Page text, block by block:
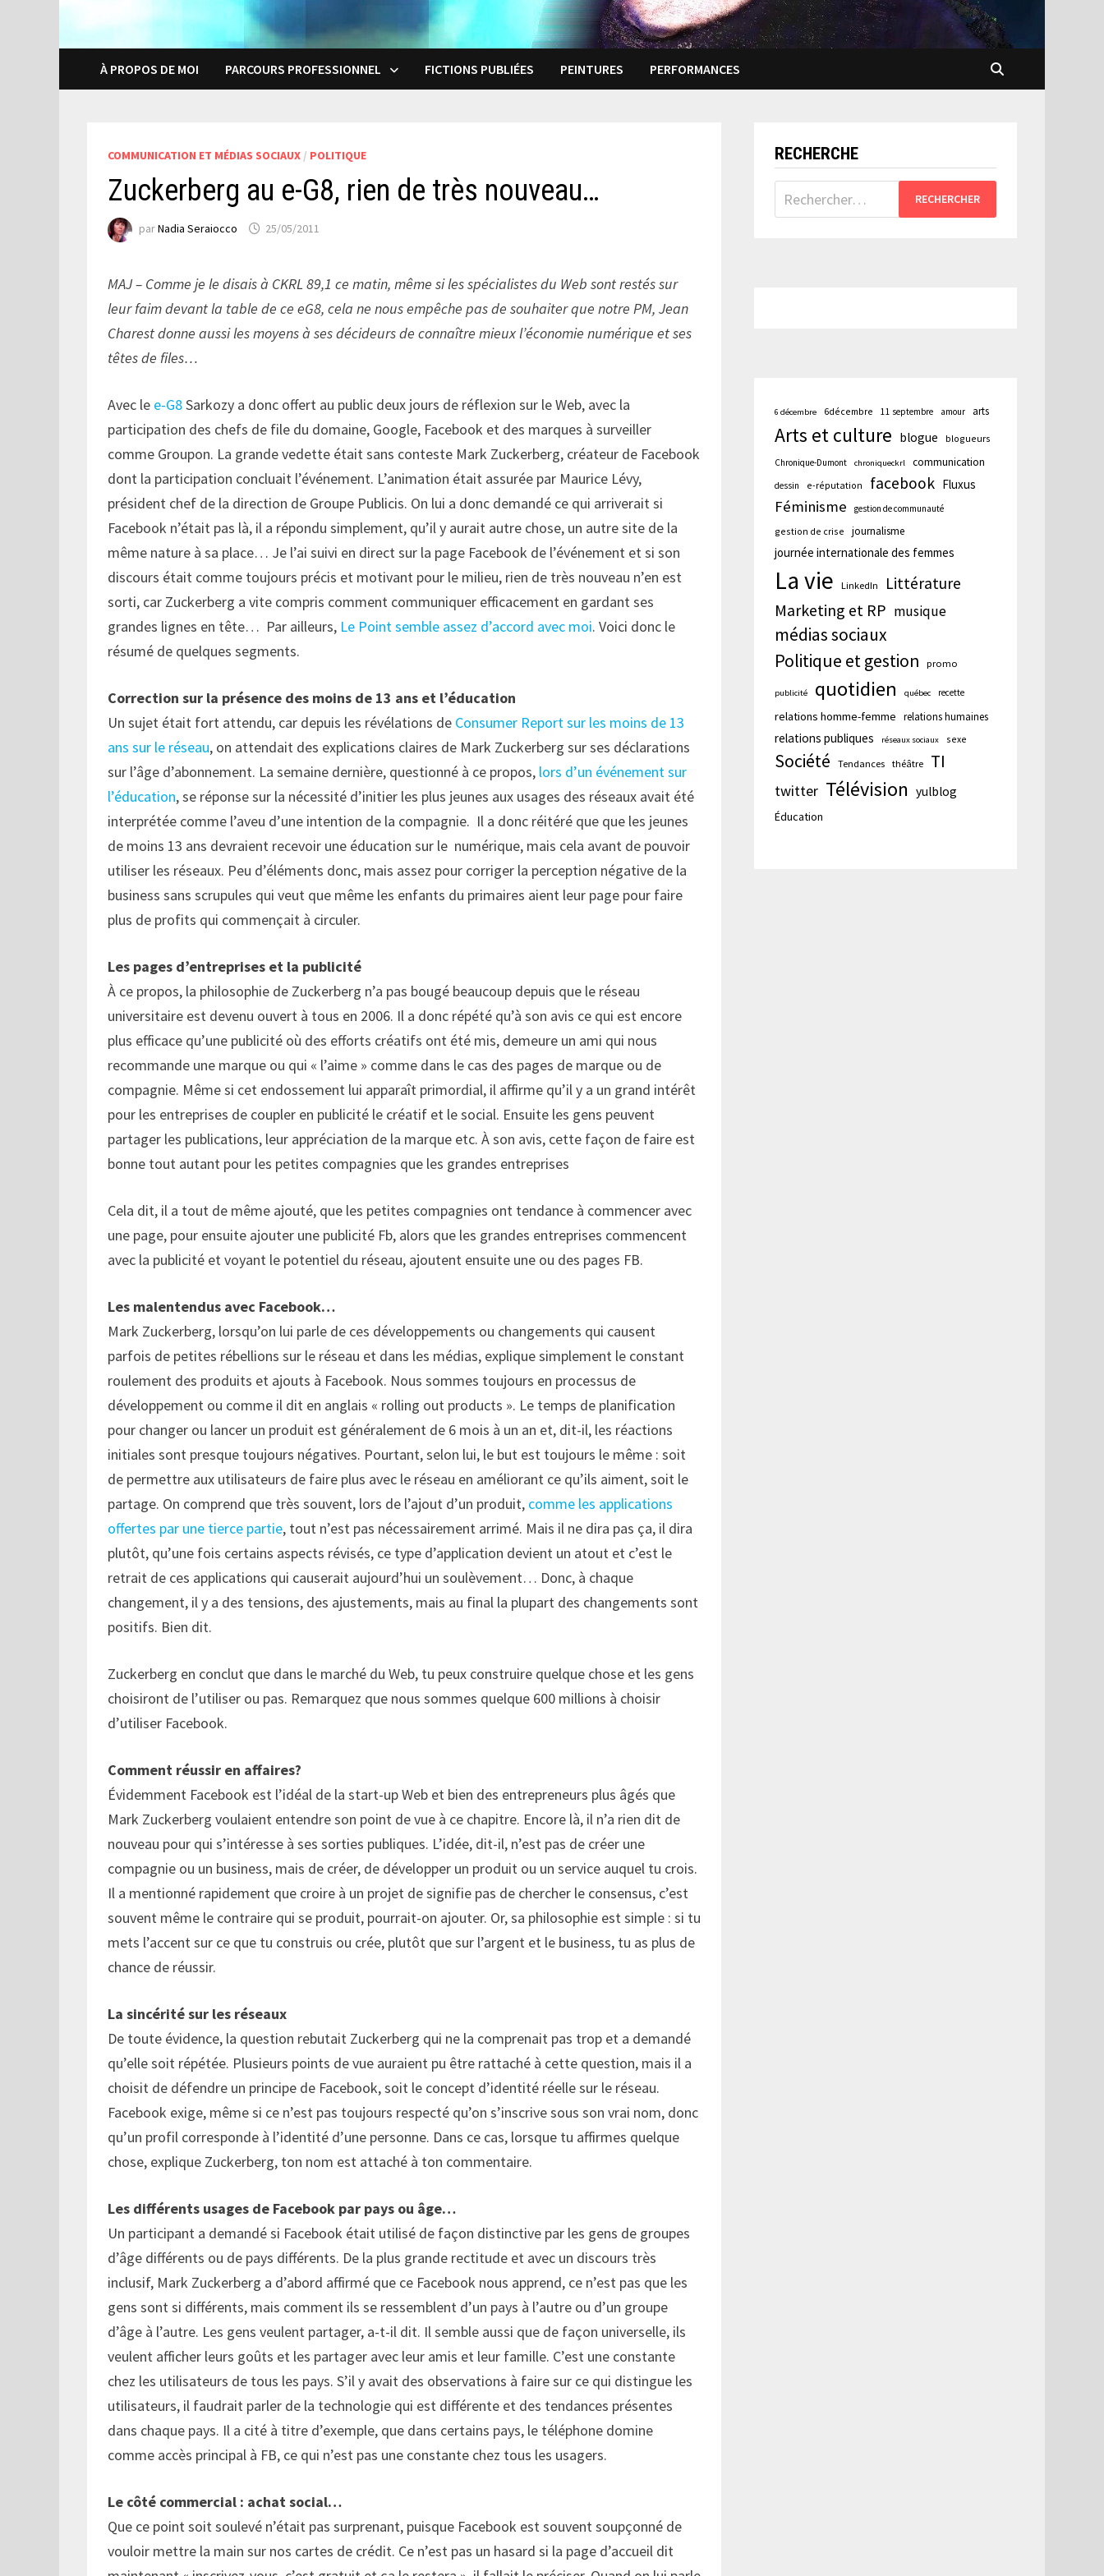
À PROPOS DE MOI PARCOURS PROFESSIONNEL FICTIONS PUBLIÉES PEINTURES PERFORMANCES
COMMUNICATION ET MÉDIAS SOCIAUX / POLITIQUE
Zuckerberg au e-G8, rien de très nouveau…
parNadia Seraiocco 25/05/2011
MAJ – Comme je le disais à CKRL 89,1 ce matin, même si les spécialistes du Web sont restés sur
leur faim devant la table de ce eG8, cela ne nous empêche pas de souhaiter que notre PM, Jean
Charest donne aussi les moyens à ses décideurs de connaître mieux l’économie numérique et ses
têtes de files…
Avec le e-G8Sarkozy a donc offert au public deux jours de réflexion sur le Web, avec la
participation des chefs de file du domaine, Google, Facebook et des marques à surveiller
comme Groupon. La grande vedette était sans conteste Mark Zuckerberg, créateur de Facebook
dont la participation concluait l’événement. L’animation était assurée par Maurice Lévy,
président chef de la direction de Groupe Publicis. On lui a donc demandé ce qui arriverait si
Facebook n’était pas là, il a répondu simplement, qu’il y aurait autre chose, un autre site de la
même nature à sa place… Je l’ai suivi en direct sur la page Facebook de l’événement et si son
discours était comme toujours précis et motivant pour le milieu, rien de très nouveau n’en est
sorti, car Zuckerberg a vite compris comment communiquer efficacement en gardant ses
grandes lignes en tête… Par ailleurs, Le Point semble assez d’accord avec moi. Voici donc le
résumé de quelques segments.
Correction sur la présence des moins de 13 ans et l’éducation
Un sujet était fort attendu, car depuis les révélations de Consumer Report sur les moins de 13
ans sur le réseau, on attendait des explications claires de Mark Zuckerberg sur ses déclarations
sur l’âge d’abonnement. La semaine dernière, questionné à ce propos, lors d’un événement sur
l’éducation, se réponse sur la nécessité d’initier les plus jeunes aux usages des réseaux avait été
interprétée comme l’aveu d’une intention de la compagnie. Il a donc réitéré que que les jeunes
de moins 13 ans devraient recevoir une éducation sur le numérique, mais cela avant de pouvoir
utiliser les réseaux. Peu d’éléments donc, mais assez pour corriger la perception négative de la
business sans scrupules qui veut que même les enfants du primaires aient leur page pour faire
plus de profits qui commençait à circuler.
Les pages d’entreprises et la publicité
À ce propos, la philosophie de Zuckerberg n’a pas bougé beaucoup depuis que le réseau
universitaire est devenu ouvert à tous en 2006. Il a donc répété qu’à son avis ce qui est encore
plus efficace qu’une publicité où des efforts créatifs ont été mis, demeure un ami qui nous
recommande une marque ou qui « l’aime » comme dans le cas des pages de marque ou de
compagnie. Même si cet endossement lui apparaît primordial, il affirme qu’il y a un grand intérêt
pour les entreprises de coupler en publicité le créatif et le social. Ensuite les gens peuvent
partager les publications, leur appréciation de la marque etc. À son avis, cette façon de faire est
bonne tout autant pour les petites compagnies que les grandes entreprises
Cela dit, il a tout de même ajouté, que les petites compagnies ont tendance à commencer avec
une page, pour ensuite ajouter une publicité Fb, alors que les grandes entreprises commencent
avec la publicité et voyant le potentiel du réseau, ajoutent ensuite une ou des pages FB.
Les malentendus avec Facebook…
Mark Zuckerberg, lorsqu’on lui parle de ces développements ou changements qui causent
parfois de petites rébellions sur le réseau et dans les médias, explique simplement le constant
roulement des produits et ajouts à Facebook. Nous sommes toujours en processus de
développement ou comme il dit en anglais « rolling out products ». Le temps de planification
pour changer ou lancer un produit est généralement de 6 mois à un an et, dit-il, les réactions
initiales sont presque toujours négatives. Pourtant, selon lui, le but est toujours le même : soit
de permettre aux utilisateurs de faire plus avec le réseau en améliorant ce qu’ils aiment, soit le
partage. On comprend que très souvent, lors de l’ajout d’un produit, comme les applications
offertes par une tierce partie, tout n’est pas nécessairement arrimé. Mais il ne dira pas ça, il dira
plutôt, qu’une fois certains aspects révisés, ce type d’application devient un atout et c’est le
retrait de ces applications qui causerait aujourd’hui un soulèvement… Donc, à chaque
changement, il y a des tensions, des ajustements, mais au final la plupart des changements sont
positifs. Bien dit.
Zuckerberg en conclut que dans le marché du Web, tu peux construire quelque chose et les gens
choisiront de l’utiliser ou pas. Remarquez que nous sommes quelque 600 millions à choisir
d’utiliser Facebook.
Comment réussir en affaires?
Évidemment Facebook est l’idéal de la start-up Web et bien des entrepreneurs plus âgés que
Mark Zuckerberg voulaient entendre son point de vue à ce chapitre. Encore là, il n’a rien dit de
nouveau pour qui s’intéresse à ses sorties publiques. L’idée, dit-il, n’est pas de créer une
compagnie ou un business, mais de créer, de développer un produit ou un service auquel tu crois.
Il a mentionné rapidement que croire à un projet de signifie pas de chercher le consensus, c’est
souvent même le contraire qui se produit, pourrait-on ajouter. Or, sa philosophie est simple : si tu
mets l’accent sur ce que tu construis ou crée, plutôt que sur l’argent et le business, tu as plus de
chance de réussir.
La sincérité sur les réseaux
De toute évidence, la question rebutait Zuckerberg qui ne la comprenait pas trop et a demandé
qu’elle soit répétée. Plusieurs points de vue auraient pu être rattaché à cette question, mais il a
choisit de défendre un principe de Facebook, soit le concept d’identité réelle sur le réseau.
Facebook exige, même si ce n’est pas toujours respecté qu’on s’inscrive sous son vrai nom, donc
qu’un profil corresponde à l’identité d’une personne. Dans ce cas, lorsque tu affirmes quelque
chose, explique Zuckerberg, ton nom est attaché à ton commentaire.
Les différents usages de Facebook par pays ou âge…
Un participant a demandé si Facebook était utilisé de façon distinctive par les gens de groupes
d’âge différents ou de pays différents. De la plus grande rectitude et avec un discours très
inclusif, Mark Zuckerberg a d’abord affirmé que ce Facebook nous apprend, ce n’est pas que les
gens sont si différents, mais comment ils se ressemblent d’un pays à l’autre ou d’un groupe
d’âge à l’autre. Les gens veulent partager, a-t-il dit. Il semble aussi que de façon universelle, ils
veulent afficher leurs goûts et les partager avec leur amis et leur famille. C’est une constante
chez les utilisateurs de tous les pays. S’il y avait des observations à faire sur ce qui distingue les
utilisateurs, il faudrait parler de la technologie qui est différente et des tendances présentes
dans chaque pays. Il a cité à titre d’exemple, que dans certains pays, le téléphone domine
comme accès principal à FB, ce qui n’est pas une constante chez tous les usagers.
Le côté commercial : achat social…
Que ce point soit soulevé n’était pas surprenant, puisque Facebook est souvent soupçonné de
vouloir mettre la main sur nos cartes de crédit. Ce n’est pas un hasard si la page d’accueil dit
RECHERCHE
Rechercher :
6 décembre 6décembre 11 septembre amour arts
Arts et culture blogue blogueurs
Chronique-Dumont chroniqueckrl communication
dessin e-réputation facebook Fluxus
Féminisme gestion de communauté
gestion de crise journalisme
journée internationale des femmes
La vie LinkedIn Littérature
Marketing et RP musique
médias sociaux
Politique et gestion
promo
publicité quotidien québec recette
relations homme-femme relations humaines
relations publiques réseaux sociaux sexe
Société Tendances théâtre TI
twitter Télévision yulblog
Éducation